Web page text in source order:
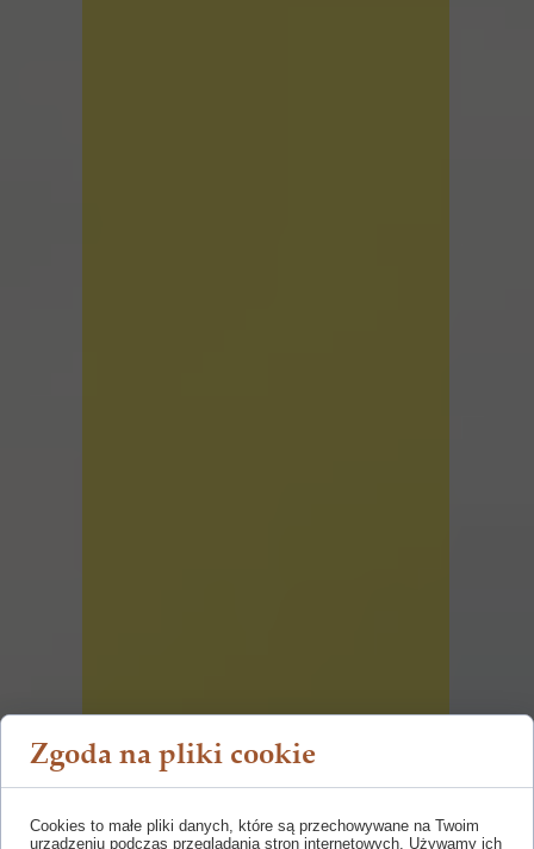
Zgoda na pliki cookie
Cookies to małe pliki danych, które są przechowywane na Twoim
urządzeniu podczas przeglądania stron internetowych. Używamy ich